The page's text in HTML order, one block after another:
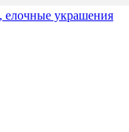
елочные украшения